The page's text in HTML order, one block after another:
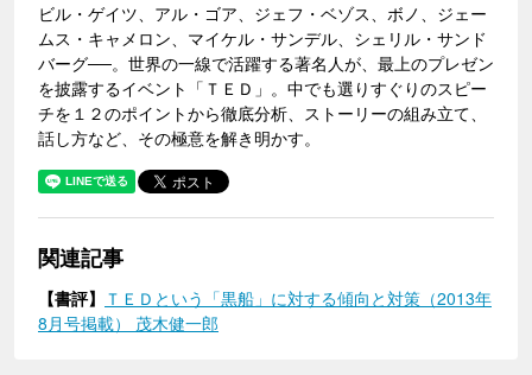
ビル・ゲイツ、アル・ゴア、ジェフ・ベゾス、ボノ、ジェー
ムス・キャメロン、マイケル・サンデル、シェリル・サンド
バーグ──。世界の一線で活躍する著名人が、最上のプレゼン
を披露するイベント「ＴＥＤ」。中でも選りすぐりのスピー
チを１２のポイントから徹底分析、ストーリーの組み立て、
話し方など、その極意を解き明かす。
関連記事
【書評】 ＴＥＤという「黒船」に対する傾向と対策（2013年
8月号掲載） 茂木健一郎